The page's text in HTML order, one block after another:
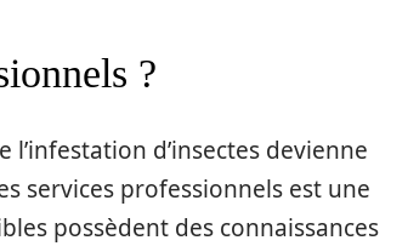
?
d’insectes devienne
services professionnels est une
possèdent des connaissances